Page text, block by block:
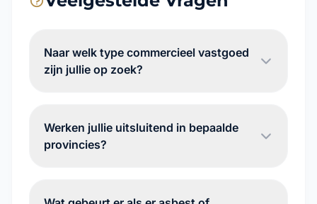
zijn jullie op zoek?
provincies?